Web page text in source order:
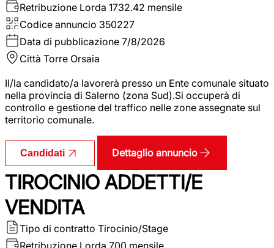
Retribuzione Lorda 1732.42 mensile
Codice annuncio 350227
Data di pubblicazione 7/8/2026
Città Torre Orsaia
Il/la candidato/a lavorerà presso un Ente comunale situato
nella provincia di Salerno (zona Sud).Si occuperà di
controllo e gestione del traffico nelle zone assegnate sul
territorio comunale.
Candidati Dettaglio annuncio
TIROCINIO ADDETTI/E
VENDITA
Tipo di contratto Tirocinio/Stage
Retribuzione Lorda 700 mensile